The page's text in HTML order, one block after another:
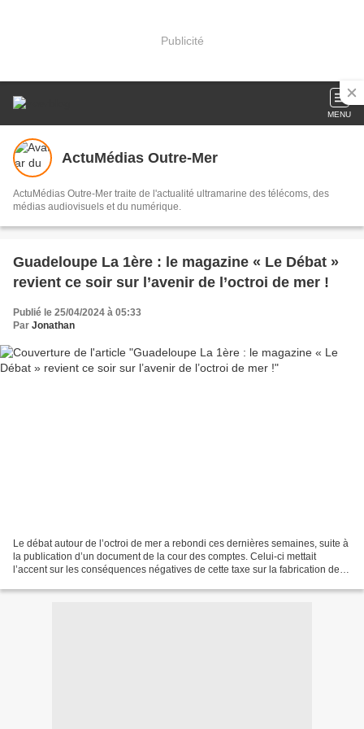
Publicité
MENU
ActuMédias Outre-Mer
ActuMédias Outre-Mer traite de l'actualité ultramarine des télécoms, des
médias audiovisuels et du numérique.
Guadeloupe La 1ère : le magazine « Le Débat »
revient ce soir sur l’avenir de l’octroi de mer !
Publié le 25/04/2024 à 05:33
Par Jonathan
Le débat autour de l’octroi de mer a rebondi ces dernières semaines, suite à
la publication d’un document de la cour des comptes. Celui-ci mettait
l’accent sur les conséquences négatives de cette taxe sur la fabrication des